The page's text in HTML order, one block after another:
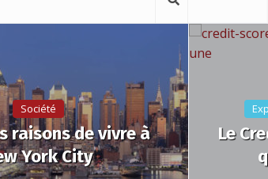
Société
raisons de vivre à
York City
Le